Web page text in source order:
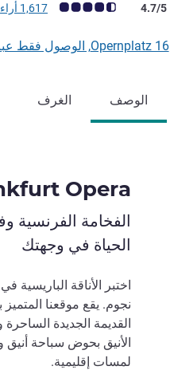
ملاحظة أراء العملاء (رأي ALL)
4.7/5 1,617 أراء
Opernplatz 16, الوصول فقط عبر, شارع Hochstrasse 44, 60313 فرانكفورت, ألمانيا
الوصف الغرف
Opera
الفخامة الفرنسية
الحياة في وجهتك
نجوم. يقع موقعنا
القديمة الجديدة
الأنيق بحوض سباحة
لمسات إقليمية.